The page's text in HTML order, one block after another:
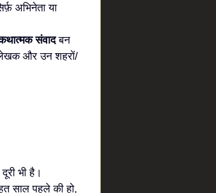
अभिनेता या
संवादबन
और उन शहरों/
भी है।
साल पहले की हो,